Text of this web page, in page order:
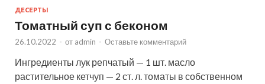
ДЕСЕРТЫ
Томатный суп с беконом
26.10.2022 - от admin - Оставьте комментарий
Ингредиенты лук репчатый — 1 шт. масло
растительное кетчуп — 2 ст. л. томаты в собственном